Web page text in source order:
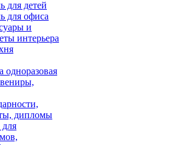
для детей
для офиса
и
интерьера
одноразовая
дипломы